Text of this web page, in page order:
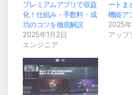
プレミアムアプリで収益
化！仕組み・手数料・成
功のコツを徹底解説
2025年1月2日
エンジニア
ートま
機能ア
2025
アップ